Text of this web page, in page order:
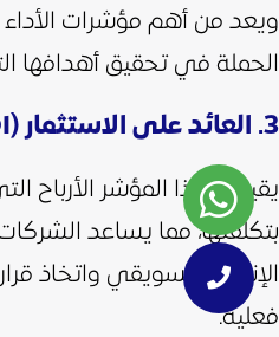
ويعد من أهم مؤشرات
الحملة في تحقيق أهدافها
3. العائد على الاستثمار (ROI)
يقيس هذا المؤشر الأرباح
بتكلفتها، مما يساعد
الإنفاق التسويقي واتخاذ
فعلية.